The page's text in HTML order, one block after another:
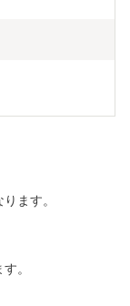
ます。
。